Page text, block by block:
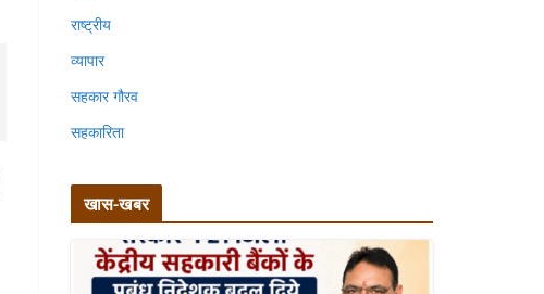
राष्ट्रीय
व्यापार
सहकार गौरव
सहकारिता
खास-खबर